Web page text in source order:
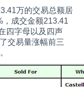
万的交易总额居
成交金额213.41
四字母以及四声
交易量涨幅前三